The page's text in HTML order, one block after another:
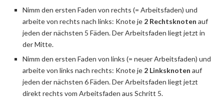
Nimm den ersten Faden von rechts (= Arbeitsfaden) und
arbeite von rechts nach links: Knote je 2 Rechtsknoten auf
jeden der nächsten 5 Fäden. Der Arbeitsfaden liegt jetzt in
der Mitte.
Nimm den ersten Faden von links (= neuer Arbeitsfaden) und
arbeite von links nach rechts: Knote je 2 Linksknoten auf
jeden der nächsten 6 Fäden. Der Arbeitsfaden liegt jetzt
direkt rechts vom Arbeitsfaden aus Schritt 5.